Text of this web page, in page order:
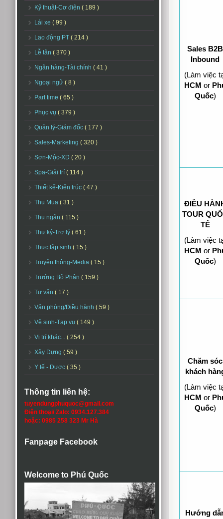
Kỹ thuật-Cơ điện ( 189 )
Lái xe ( 99 )
Lao động PT ( 214 )
Lễ tân ( 370 )
Ngân hàng-Tài chính ( 41 )
Ngoại ngữ ( 8 )
Part time ( 65 )
Phục vụ ( 379 )
Quản lý-Giám đốc ( 177 )
Sales-Marketing ( 320 )
Sơn-Mộc-XD ( 20 )
Spa-Giải trí ( 114 )
Thiết kế-Kiến trúc ( 47 )
Thu Mua ( 31 )
Thu ngân ( 115 )
Thư ký-Trợ lý ( 61 )
Thực tập sinh ( 15 )
Truyền thông-Media ( 15 )
Trưởng Bộ Phận ( 159 )
Tư vấn ( 17 )
Văn phòng/Điều hành ( 59 )
Vệ sinh-Tạp vụ ( 149 )
Vị trí khác... ( 254 )
Xây Dựng ( 59 )
Y tế - Dược ( 35 )
Thông tin liên hệ:
tuyendungphuquoc@gmail.com
Điện thoại/ Zalo: 0934.127.384
hoặc: 0985 258 323 Mr Hà
Fanpage Facebook
Welcome to Phú Quốc
Sales B2B
Inbound
(Làm việc
HCM or
Quốc)
ĐIỀU
TOUR
TẾ
(Làm việc
HCM or
Quốc)
Chăm sóc
khách
(Làm việc
HCM or
Quốc)
Hướng